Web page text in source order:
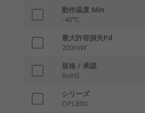
動作温度 Min
-40°C
最大許容損失Pd
200mW
規格 / 承認
RoHS
シリーズ
OPL800